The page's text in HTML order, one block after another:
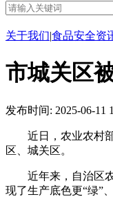
关于我们|食品安全资
市城关区
发布时间: 2025-06-
近日，农业农村部
区、城关区。
近年来，自治区农
现了生产底色更“绿”